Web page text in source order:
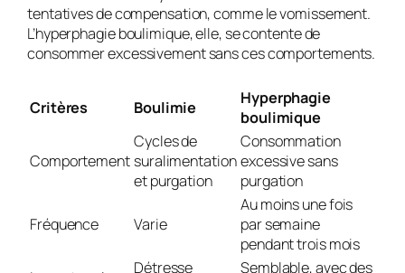
tentatives de compensation, comme le vomissement.
L’hyperphagie boulimique, elle, se contente de
consommer excessivement sans ces comportements.
Critères Boulimie
Hyperphagie
boulimique
Comportement
Cycles de
suralimentation
et purgation
Consommation
excessive sans
purgation
Fréquence Varie
Au moins une fois
par semaine
pendant trois mois
Détresse
Semblable, avec des